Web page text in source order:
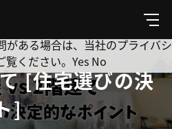
メ
ニ
ュ
[住宅選びの決
]
活動を追跡してもよろしいです
バシーを極めて重視しています。
がある場合は、当社のプライバシ
ください。 Yes No